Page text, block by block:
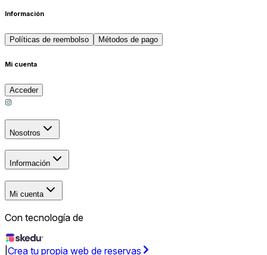
Información
Políticas de reembolso Métodos de pago
Mi cuenta
Acceder
Nosotros
Información
Mi cuenta
Con tecnología de
Crea tu propia web de reservas